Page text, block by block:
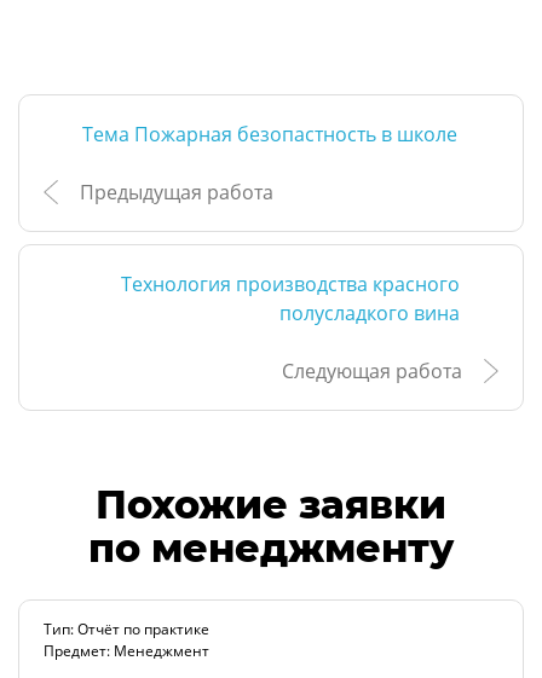
Тема Пожарная безопастность в школе
Предыдущая работа
Технология производства красного
полусладкого вина
Следующая работа
Похожие заявки
по менеджменту
Тип: Отчёт по практике
Предмет: Менеджмент